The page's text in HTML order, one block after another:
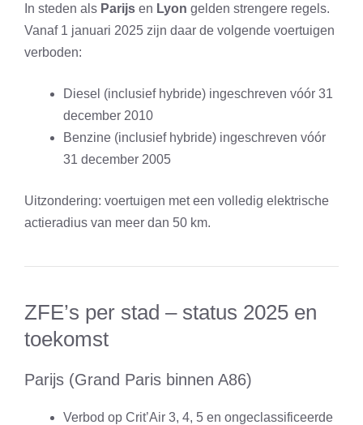
In steden als Parijs en Lyon gelden strengere regels.
Vanaf 1 januari 2025 zijn daar de volgende voertuigen
verboden:
Diesel (inclusief hybride) ingeschreven vóór 31
december 2010
Benzine (inclusief hybride) ingeschreven vóór
31 december 2005
Uitzondering: voertuigen met een volledig elektrische
actieradius van meer dan 50 km.
ZFE’s per stad – status 2025 en
toekomst
Parijs (Grand Paris binnen A86)
Verbod op Crit’Air 3, 4, 5 en ongeclassificeerde